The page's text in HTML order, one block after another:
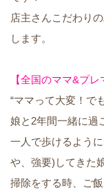
店主さんこだわり
します。
【全国のママ&プ
“ママって大変！で
娘と2年間一緒に過
一人で歩けるよう
や、強要)してきた娘
掃除をする時、ご